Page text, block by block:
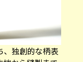
、独創的な柄表